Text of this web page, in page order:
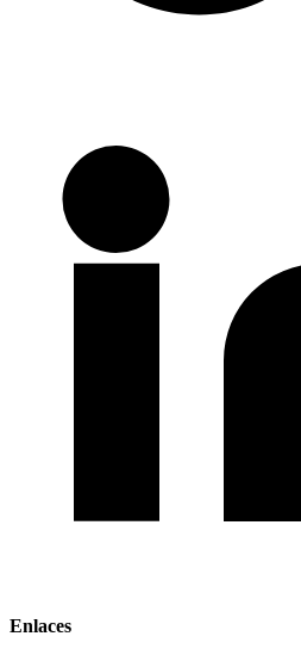
Enlaces